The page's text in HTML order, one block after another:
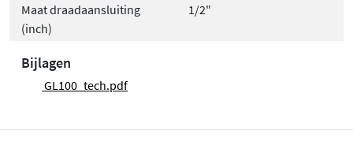
Maat draadaansluiting
(inch)
1/2"
Bijlagen
GL100_tech.pdf